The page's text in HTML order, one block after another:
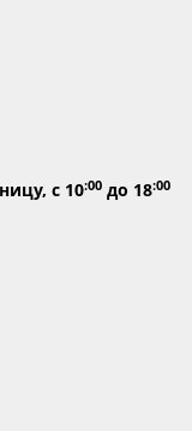
с 10:00 до 18:00